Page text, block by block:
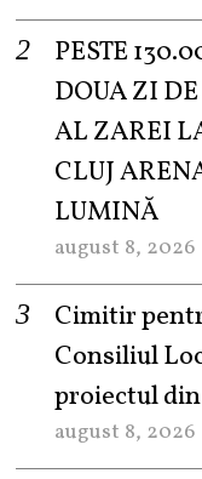
PESTE
DOUA ZI
AL ZAREI
CLUJ
LUMINĂ
august 8, 2026
Cimitir
Consiliul
proiectul
august 8, 2026